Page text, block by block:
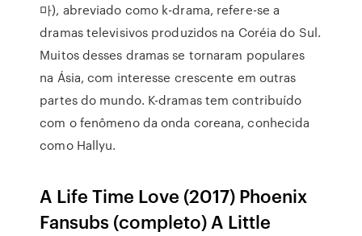
마), abreviado como k-drama, refere-se a
dramas televisivos produzidos na Coréia do Sul.
Muitos desses dramas se tornaram populares
na Ásia, com interesse crescente em outras
partes do mundo. K-dramas tem contribuído
com o fenômeno da onda coreana, conhecida
como Hallyu.
A Life Time Love (2017) Phoenix
Fansubs (completo) A Little